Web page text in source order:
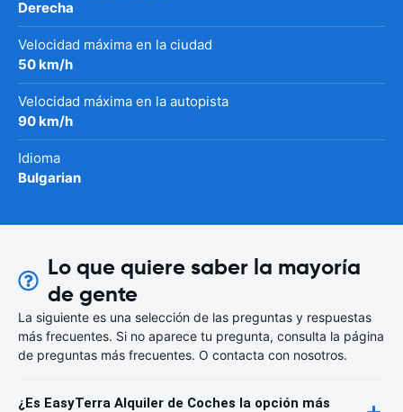
Derecha
Velocidad máxima en la ciudad
50 km/h
Velocidad máxima en la autopista
90 km/h
Idioma
Bulgarian
Lo que quiere saber la mayoría
de gente
La siguiente es una selección de las preguntas y respuestas
más frecuentes. Si no aparece tu pregunta, consulta la página
de preguntas más frecuentes. O contacta con nosotros.
¿Es EasyTerra Alquiler de Coches la opción más